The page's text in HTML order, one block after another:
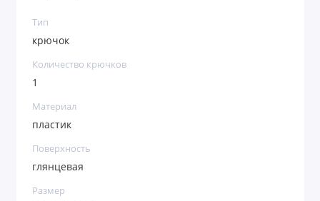
Тип
крючок
Количество крючков
1
Материал
пластик
Поверхность
глянцевая
Размер